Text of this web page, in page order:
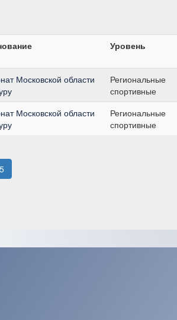
Уровень
Московской области
Региональные
спортивные
Московской области
Региональные
спортивные
5